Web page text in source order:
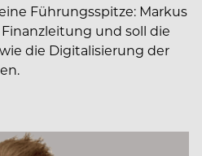
Führungsspitze: Markus
und soll die
die Digitalisierung der